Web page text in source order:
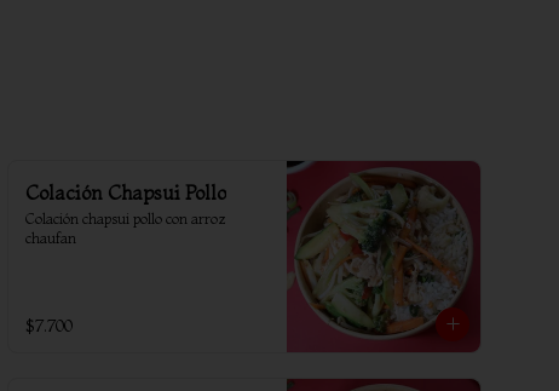
Colación Chapsui Pollo
Colación chapsui pollo con arroz
chaufan
$7.700